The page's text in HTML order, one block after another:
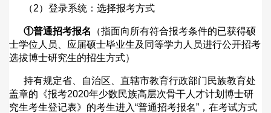
（2）登录系统：选择报考方式
①普通招考报名
（指面向所有符合报考条件的已获得硕
士学位人员、应届硕士毕业生及同等学力人员进行公开招考
选拔博士研究生的招生方式）
持有规定省、自治区、直辖市教育行政部门民族教育处
盖章的《报考2020年少数民族高层次骨干人才计划博士研
究生考生登记表》的考生进入“普通招考报名” ，在考试方式